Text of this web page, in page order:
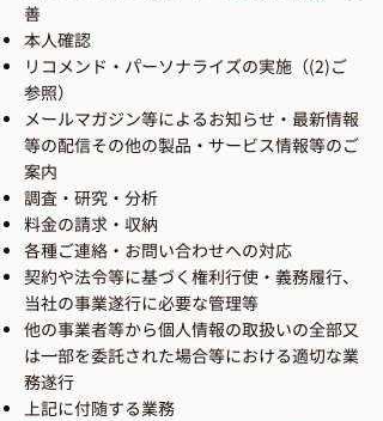
善
本人確認
リコメンド・パーソナライズの実施（(2)ご
参照）
メールマガジン等によるお知らせ・最新情報
等の配信その他の製品・サービス情報等のご
案内
調査・研究・分析
料金の請求・収納
各種ご連絡・お問い合わせへの対応
契約や法令等に基づく権利行使・義務履行、
当社の事業遂行に必要な管理等
他の事業者等から個人情報の取扱いの全部又
は一部を委託された場合等における適切な業
務遂行
上記に付随する業務